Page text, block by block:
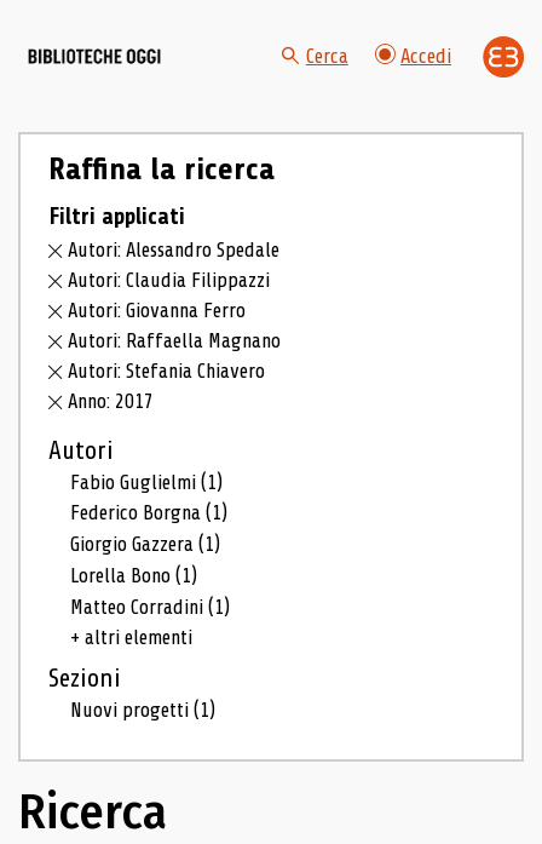
Cerca Accedi
Raffina la ricerca
Filtri applicati
Autori: Alessandro Spedale
Autori: Claudia Filippazzi
Autori: Giovanna Ferro
Autori: Raffaella Magnano
Autori: Stefania Chiavero
Anno: 2017
Autori
Fabio Guglielmi(1)
Federico Borgna(1)
Giorgio Gazzera(1)
Lorella Bono(1)
Matteo Corradini(1)
+ altri elementi
Sezioni
Nuovi progetti(1)
Ricerca